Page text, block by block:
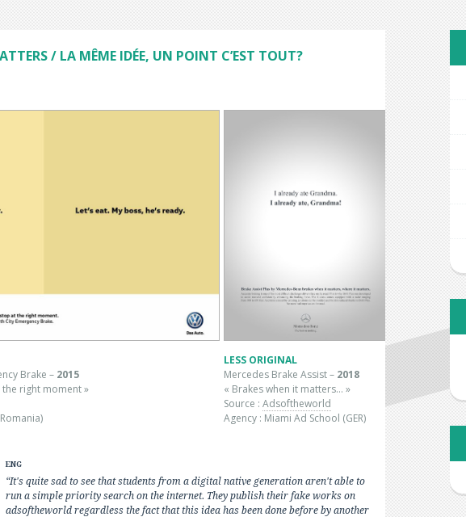
/ LA MÊME IDÉE, UN POINT C’EST TOUT?
Brake – 2015
right moment »
LESS ORIGINAL
Mercedes Brake Assist – 2018
« Brakes when it matters… »
Source : Adsoftheworld
Agency : Miami Ad School (GER)
ENG
“It's quite sad to see that students from a digital native generation aren't able to
run a simple priority search on the internet. They publish their fake works on
adsoftheworld regardless the fact that this idea has been done before by another